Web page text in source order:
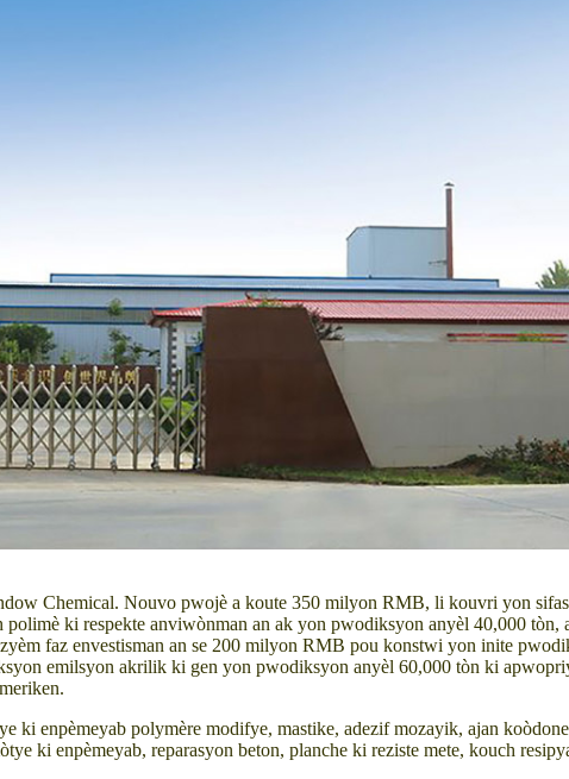
Chemical. Nouvo pwojè a koute 350 milyon RMB, li kouvri yon sifas
ki respekte anviwònman an ak yon pwodiksyon anyèl 40,000
faz envestisman an se 200 milyon RMB pou konstwi yon inite
emilsyon akrilik ki gen yon pwodiksyon anyèl 60,000 tòn ki
ki enpèmeyab polymère modifye, mastike, adezif mozayik, ajan
ki enpèmeyab, reparasyon beton, planche ki reziste mete, kouch